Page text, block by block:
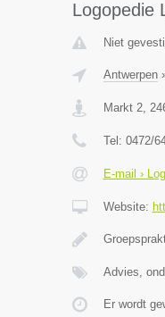
Logopedie
Niet
Antwerpen
Markt 2,
Tel: 0472/
E-mail ›
Website:
Advies,
Er wordt